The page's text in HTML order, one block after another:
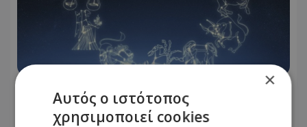
Αυτά είναι τα πιο ελκυστικά ζώδια
του κύκλου
×
Αυτός ο ιστότοπος
χρησιμοποιεί cookies